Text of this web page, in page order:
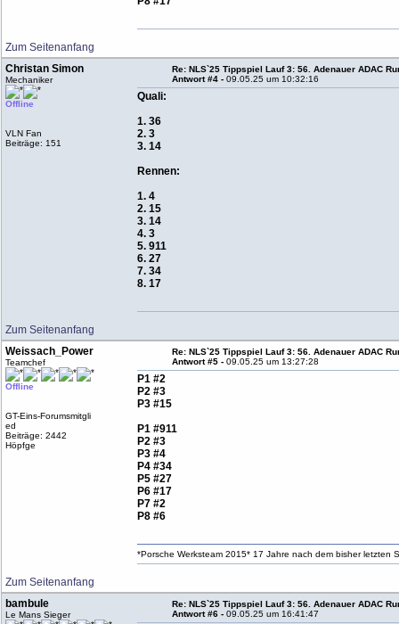
Zum Seitenanfang
Christan Simon
Mechaniker
Offline
VLN Fan
Beiträge: 151
Re: NLS`25 Tippspiel Lauf 3: 56. Adenauer ADAC
Antwort #4 -09.05.25 um 10:32:16
Quali:
1. 36
2. 3
3. 14
Rennen:
1. 4
2. 15
3. 14
4. 3
5. 911
6. 27
7. 34
8. 17
Zum Seitenanfang
Weissach_Power
Teamchef
Offline
GT-Eins-Forumsmitgli
ed
Beiträge: 2442
Höpfge
Re: NLS`25 Tippspiel Lauf 3: 56. Adenauer ADAC
Antwort #5 -09.05.25 um 13:27:28
P1 #2
P2 #3
P3 #15
P1 #911
P2 #3
P3 #4
P4 #34
P5 #27
P6 #17
P7 #2
P8 #6
Zum Seitenanfang
*Porsche Werksteam 2015* 17 Jahre nach dem bisher letzten
bambule
Le Mans Sieger
Re: NLS`25 Tippspiel Lauf 3: 56. Adenauer ADAC
Antwort #6 -09.05.25 um 16:41:47